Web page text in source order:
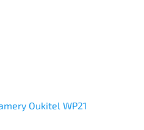
Oukitel WP21